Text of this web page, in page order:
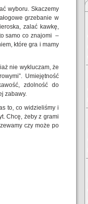
wyboru. Skaczemy
grzebanie w
zalać kawkę,
samo co znajomi –
które gra i mamy
nie wykluczam, że
Umiejętność
zdolność do
zabawy.
to, co widzieliśmy i
Chcę, żeby z grami
czy może po